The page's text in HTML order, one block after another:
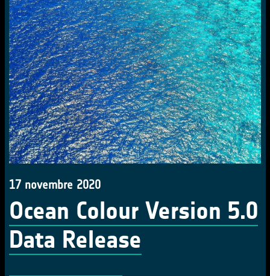
17 novembre 2020
Ocean Colour Version 5.0
Data Release